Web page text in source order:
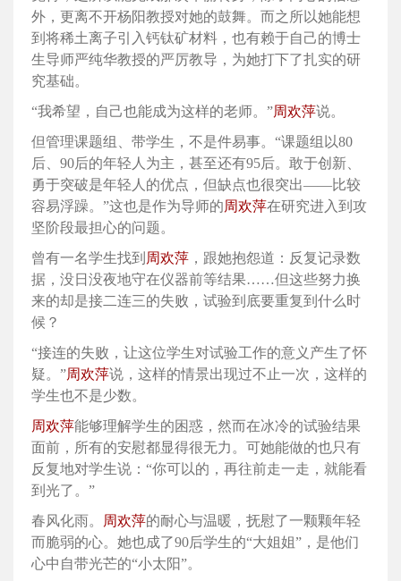
外，更离不开杨阳教授对她的鼓舞。而之所以她能想
到将稀土离子引入钙钛矿材料，也有赖于自己的博士
生导师严纯华教授的严厉教导，为她打下了扎实的研
究基础。
“我希望，自己也能成为这样的老师。”周欢萍说。
但管理课题组、带学生，不是件易事。“课题组以80
后、90后的年轻人为主，甚至还有95后。敢于创新、
勇于突破是年轻人的优点，但缺点也很突出——比较
容易浮躁。”这也是作为导师的周欢萍在研究进入到攻
坚阶段最担心的问题。
曾有一名学生找到 周欢萍 ，跟她抱怨道：反复记录数
据，没日没夜地守在仪器前等结果……但这些努力换
来的却是接二连三的失败，试验到底要重复到什么时
候？
“接连的失败，让这位学生对试验工作的意义产生了怀
疑。”周欢萍说，这样的情景出现过不止一次，这样的
学生也不是少数。
周欢萍能够理解学生的困惑，然而在冰冷的试验结果
面前，所有的安慰都显得很无力。可她能做的也只有
反复地对学生说：“你可以的，再往前走一走，就能看
到光了。”
春风化雨。
周欢萍的耐心与温暖，抚慰了一颗颗年轻
而脆弱的心。她也成了90后学生的“大姐姐”，是他们
心中自带光芒的“小太阳”。